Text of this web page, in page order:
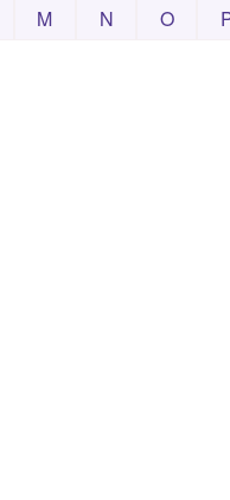
M N O